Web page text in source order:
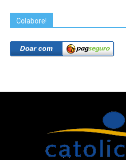
Colabore!